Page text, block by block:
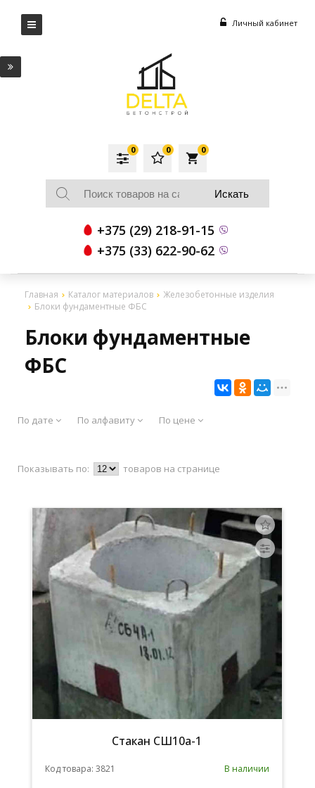
Личный кабинет
local_grocery_store
0
0
0
+375 (29) 218-91-15
+375 (33) 622-90-62
Главная Каталог материалов
Железобетонные изделия
Блоки фундаментные ФБС
Блоки фундаментные
ФБС
По дате По алфавиту По цене
Показывать по: товаров на странице
Стакан СШ10а-1
Код товара: 3821 В наличии